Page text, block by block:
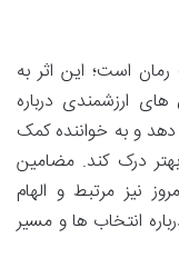
است؛ این اثر به
ارزشمندی درباره
در دهه ۱۹۶۰ ارائه می دهد و به خواننده کمک
درک کند. مضامین
نیز مرتبط و الهام
انتخاب ها و مسیر